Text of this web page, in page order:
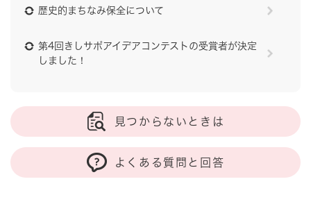
歴史的まちなみ保全について
第4回きしサポアイデアコンテストの受賞者が決定
しました！
見つからないときは
よくある質問と回答